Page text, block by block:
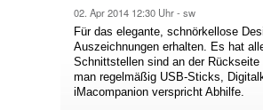
02. Apr 2014 12:30 Uhr - sw
Für das elegante, schnörkellose
Auszeichnungen erhalten. Es hat
Schnittstellen sind an der
man regelmäßig USB-Sticks,
iMacompanion verspricht Abhilfe.